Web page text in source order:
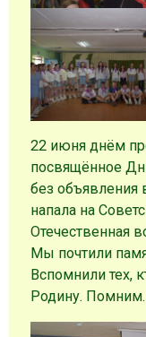
22 июня днём
посвящённое
без объявления
напала на
Отечественная
Мы почтили
Вспомнили тех,
Родину.